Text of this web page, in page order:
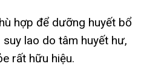
hợp để dưỡng huyết bổ
lao do tâm huyết hư,
rất hữu hiệu.